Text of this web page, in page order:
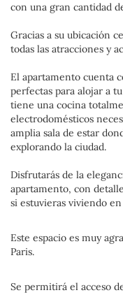
con una gran cantidad
Gracias a su ubicación
todas las atracciones y
El apartamento cuenta
perfectas para alojar a
tiene una cocina
electrodomésticos
amplia sala de estar
explorando la ciudad.
Disfrutarás de la
apartamento, con
si estuvieras viviendo
Este espacio es muy
Paris.
Se permitirá el acceso